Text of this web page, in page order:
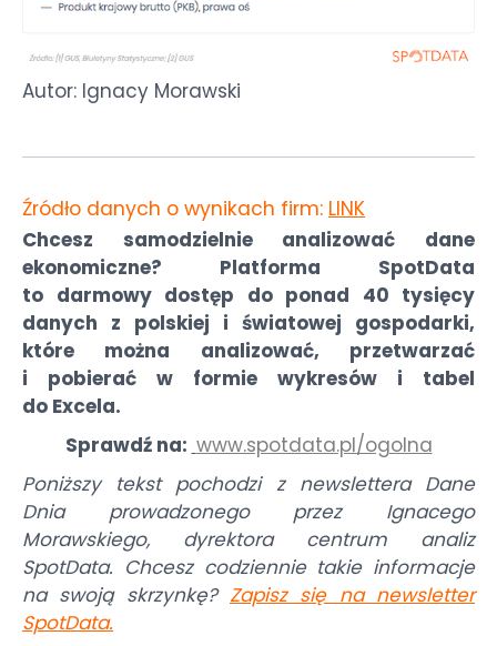
Autor: Ignacy Morawski
Źródło danych o wynikach firm: LINK
Chcesz samodzielnie analizować dane
ekonomiczne? Platforma SpotData
to darmowy dostęp do ponad 40 tysięcy
danych z polskiej i światowej gospodarki,
które można analizować, przetwarzać
i pobierać w formie wykresów i tabel
do Excela.
Sprawdź na: www.spotdata.pl/ogolna
Poniższy tekst pochodzi z newslettera Dane
Dnia prowadzonego przez Ignacego
Morawskiego, dyrektora centrum analiz
SpotData. Chcesz codziennie takie informacje
na swoją skrzynkę? Zapisz się na newsletter
SpotData.